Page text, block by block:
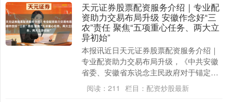
天元证券股票配资服务介绍｜专业配
资助力交易布局升级 安徽作念好“三
农”责任 聚焦“五项重心任务、两大立
异初始”
本报讯近日天元证券股票配资服务介绍｜
专业配资助力交易布局升级，《中共安徽
省委、安徽省东说念主民政府对于锚定农
业农村当代化塌实鼓励乡村全面振兴的扩
充成见》向社会公....
阅读： 211 栏目： 配资炒股最新